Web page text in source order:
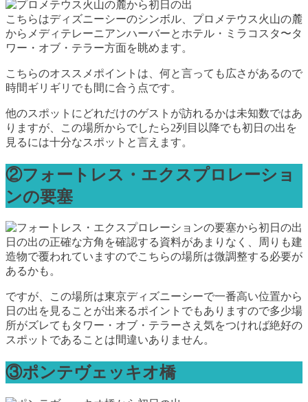
こちらはディズニーシーのシンボル、プロメテウス火山の麓
からメディテレーニアンハーバーとホテル・ミラコスタ〜タ
ワー・オブ・テラー方面を眺めます。
こちらのオススメポイントは、何と言っても広さがあるので
時間ギリギリでも間に合う点です。
他のスポットにどれだけのゲストが訪れるかは未知数ではあ
りますが、この場所からでしたら2列目以降でも初日の出を
見るには十分なスポットと言えます。
②フォートレス・エクスプロレーショ
ンの要塞
日の出の正確な方角を確認する資料があまりなく、周りも建
造物で覆われていますのでこちらの場所は微調整する必要が
あるかも。
ですが、この場所は東京ディズニーシーで一番高い位置から
日の出を見ることが出来るポイントでもありますので多少場
所がズレてもタワー・オブ・テラーさえ気をつければ絶好の
スポットであることは間違いありません。
③ポンテヴェッキオ橋